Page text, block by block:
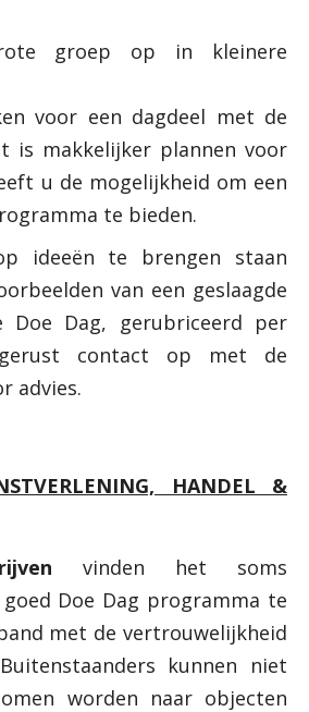
groep op in kleinere
voor een dagdeel met de
is makkelijker plannen voor
u de mogelijkheid om een
te bieden.
ideeën te brengen staan
van een geslaagde
Doe Dag, gerubriceerd per
contact op met de
advies.
HANDEL &
vinden het soms
Doe Dag programma te
met de vertrouwelijkheid
kunnen niet
worden naar objecten